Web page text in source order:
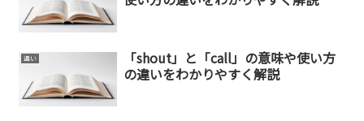
違い
「shout」と「call」の意味や使い方
の違いをわかりやすく解説